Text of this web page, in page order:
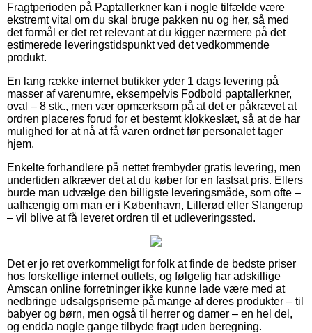
Fragtperioden på Paptallerkner kan i nogle tilfælde være
ekstremt vital om du skal bruge pakken nu og her, så med
det formål er det ret relevant at du kigger nærmere på det
estimerede leveringstidspunkt ved det vedkommende
produkt.
En lang række internet butikker yder 1 dags levering på
masser af varenumre, eksempelvis Fodbold paptallerkner,
oval – 8 stk., men vær opmærksom på at det er påkrævet at
ordren placeres forud for et bestemt klokkeslæt, så at de har
mulighed for at nå at få varen ordnet før personalet tager
hjem.
Enkelte forhandlere på nettet frembyder gratis levering, men
undertiden afkræver det at du køber for en fastsat pris. Ellers
burde man udvælge den billigste leveringsmåde, som ofte –
uafhængig om man er i København, Lillerød eller Slangerup
– vil blive at få leveret ordren til et udleveringssted.
Det er jo ret overkommeligt for folk at finde de bedste priser
hos forskellige internet outlets, og følgelig har adskillige
Amscan online forretninger ikke kunne lade være med at
nedbringe udsalgspriserne på mange af deres produkter – til
babyer og børn, men også til herrer og damer – en hel del,
og endda nogle gange tilbyde fragt uden beregning.